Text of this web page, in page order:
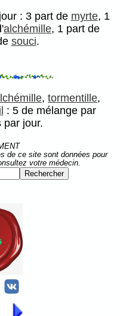
: 3 part de myrte, 1
alchémille, 1 part de
souci.
, tormentille,
: 5 de mélange par
par jour.
de ce site sont données pour
votre médecin.